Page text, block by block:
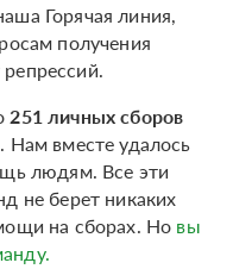
Горячая линия,
получения
251 личных сборов
Нам вместе удалось
людям. Все эти
не берет никаких
на сборах. Но вы